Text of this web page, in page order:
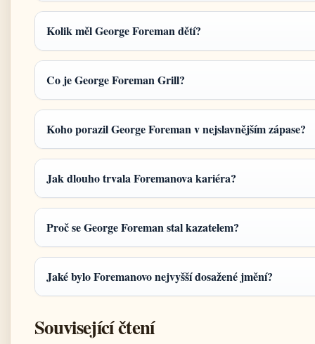
Kolik měl George Foreman dětí?
Co je George Foreman Grill?
Koho porazil George Foreman v nejslavnějším zápase?
Jak dlouho trvala Foremanova kariéra?
Proč se George Foreman stal kazatelem?
Jaké bylo Foremanovo nejvyšší dosažené jmění?
Související čtení